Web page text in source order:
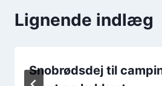
Lignende indlæg
Snobrødsdej til